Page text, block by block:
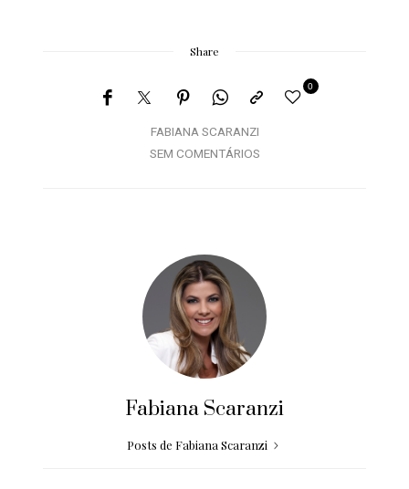
Share
FABIANA SCARANZI
0
SEM COMENTÁRIOS
Fabiana Scaranzi
Posts de Fabiana Scaranzi